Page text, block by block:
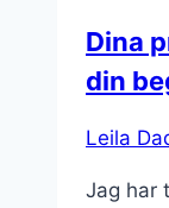
Dina
din
Leila
Jag har